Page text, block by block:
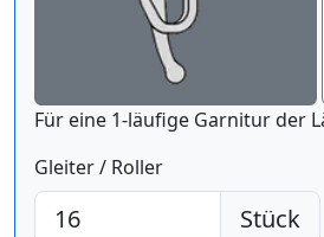
Gleiter / Roller
Stück